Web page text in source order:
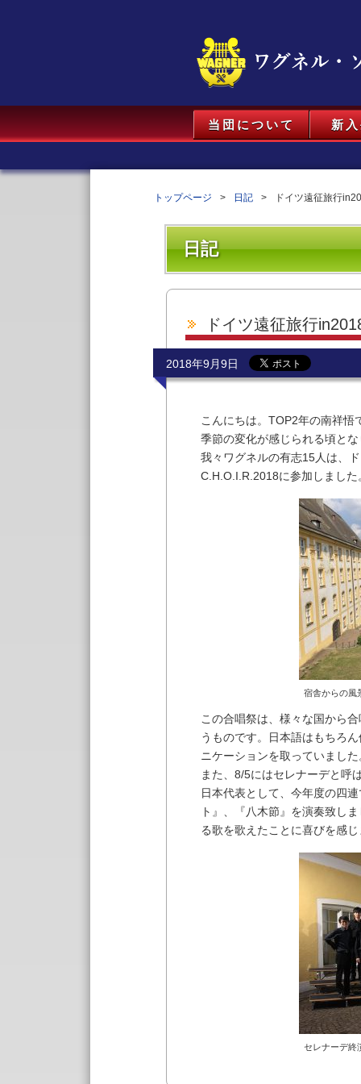
当団について 新
トップページ 日記 ドイツ遠征旅行
日記
ドイツ遠征旅行
2018年9月9日
こんにちは。TOP2年の南祥悟
季節の変化が感じられる頃とな
我々ワグネルの有志15人は、
C.H.O.I.R.2018に参加しました
宿舎からの風
この合唱祭は、様々な国から
うものです。日本語はもちろ
ニケーションを取っていました
また、8/5にはセレナーデと呼
日本代表として、今年度の四
ト』、『八木節』を演奏致し
る歌を歌えたことに喜びを感じ
セレナーデ終